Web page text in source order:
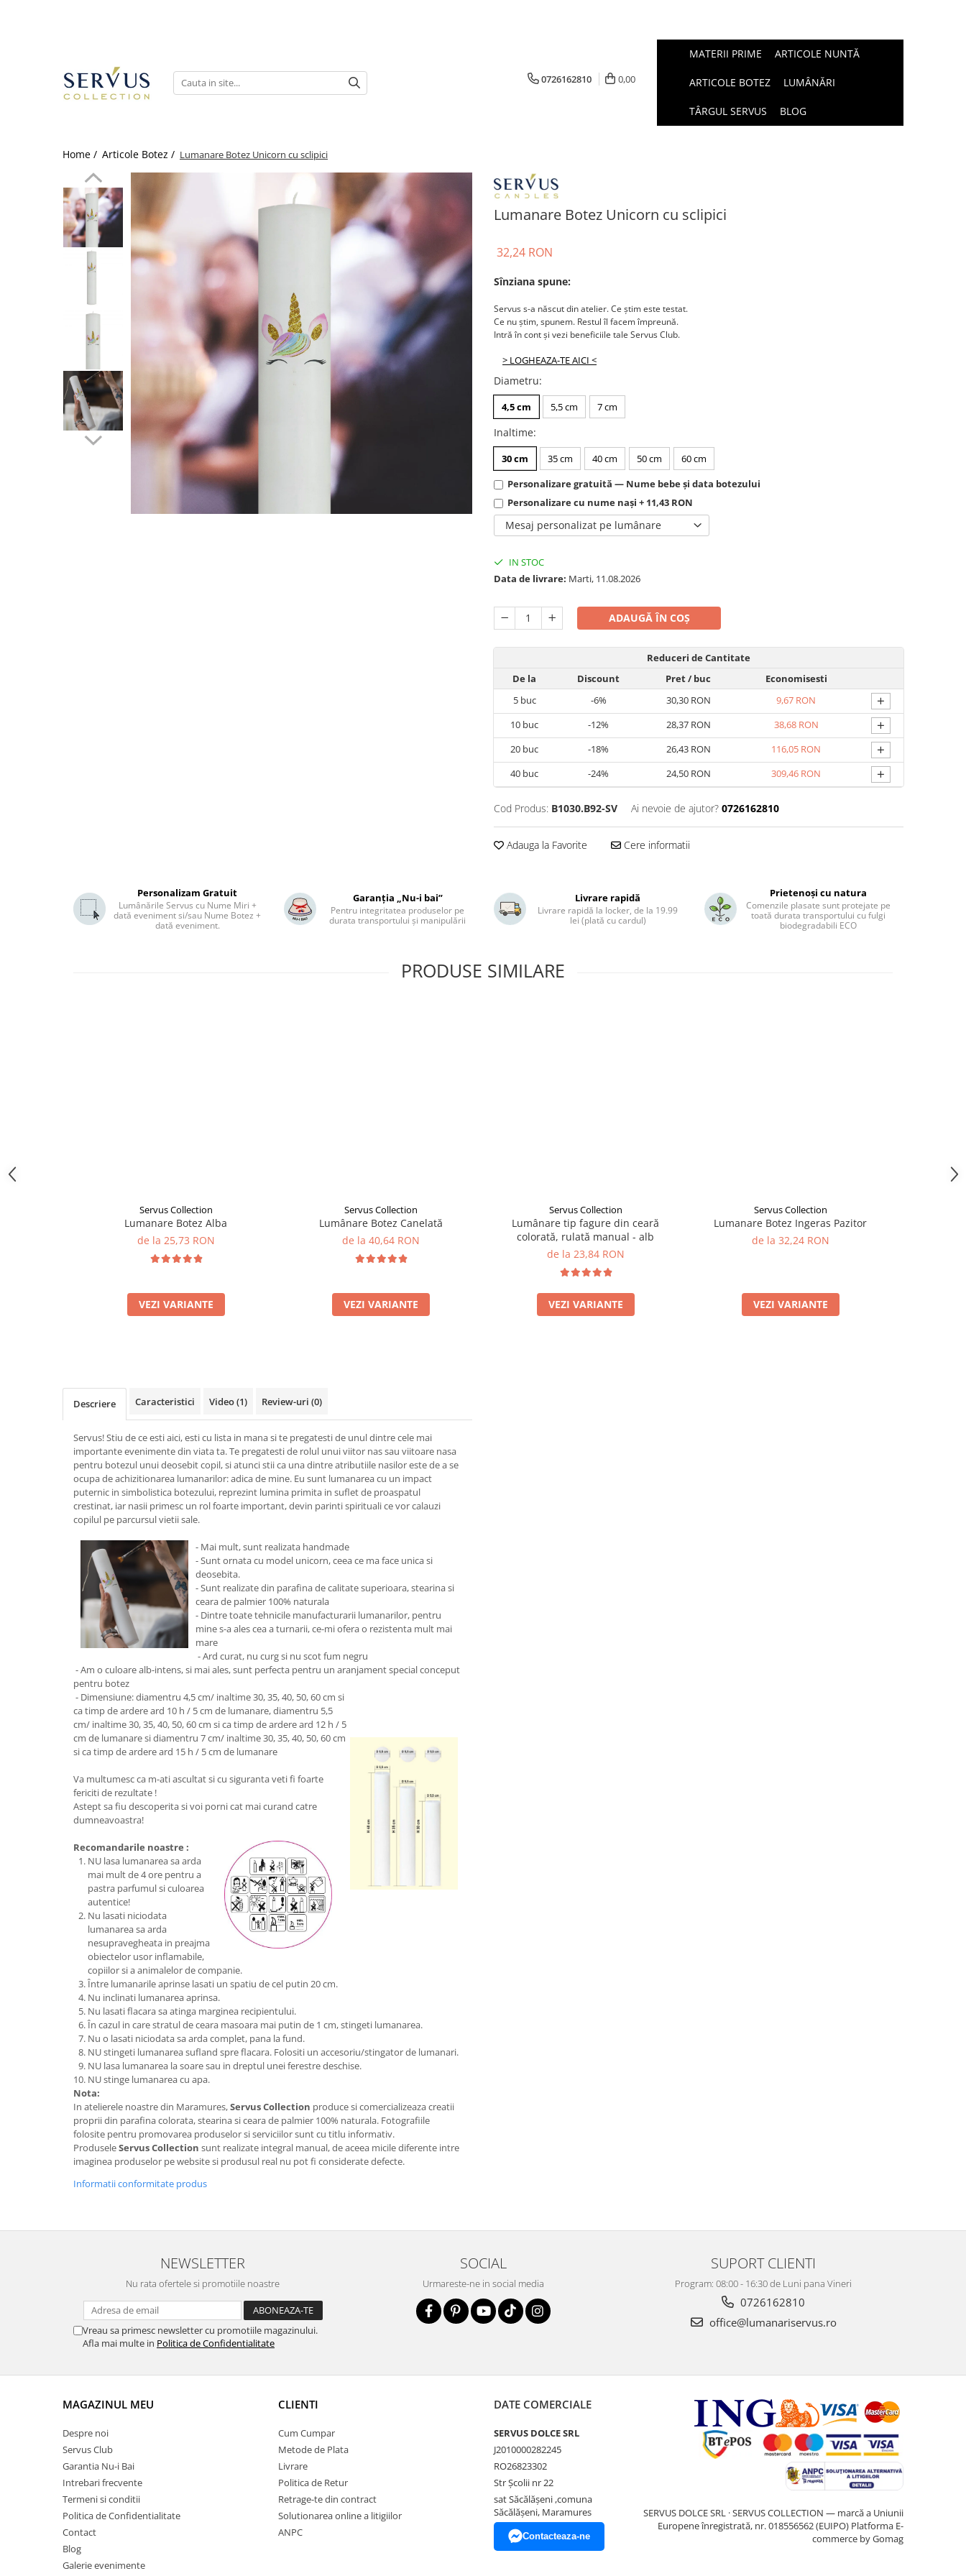
0726162810 0,00
MATERII PRIME ARTICOLE NUNTĂ
ARTICOLE BOTEZ LUMÂNĂRI
TÂRGUL SERVUS BLOG
Home / Articole Botez / Lumanare Botez Unicorn cu sclipici
Lumanare Botez Unicorn cu sclipici
32,24 RON
Sînziana spune:
Servus s-a născut din atelier. Ce știm este testat.
Ce nu știm, spunem. Restul îl facem împreună.
Intră în cont și vezi beneficiile tale Servus Club.
> LOGHEAZA-TE AICI <
Diametru:
4,5 cm 5,5 cm 7 cm
Inaltime:
30 cm 35 cm 40 cm 50 cm
60 cm
Personalizare gratuită — Nume bebe și data botezului
Personalizare cu nume nași + 11,43 RON
Mesaj personalizat pe lumânare
IN STOC
Data de livrare: Marti, 11.08.2026
ADAUGĂ ÎN COȘ
Reduceri de Cantitate
De la
Discount Pret/ buc
Economisesti
5buc -6% 30,30 RON 9,67 RON +
10 buc -12% 28,37 RON 38,68 RON +
20 buc -18% 26,43 RON 116,05 RON +
40 buc -24% 24,50 RON 309,46 RON +
Cod Produs: B1030.B92-SV Ai nevoie de ajutor? 0726162810
Adauga la Favorite Cere informatii
Personalizam Gratuit
Lumânările Servus cu Nume Miri +
dată eveniment si/sau Nume Botez +
dată eveniment.
Garanția „Nu-i bai”
Pentru integritatea produselor pe
durata transportului și manipulării
Livrare rapidă
Livrare rapidă la locker, de la 19.99
lei (plată cu cardul)
Prietenoși cu natura
Comenzile plasate sunt protejate pe
toată durata transportului cu fulgi
biodegradabili ECO
PRODUSE SIMILARE
Servus Collection
Lumanare Botez Alba
de la 25,73 RON
VEZI VARIANTE
Servus Collection
Lumânare Botez Canelată
de la 40,64 RON
VEZI VARIANTE
Servus Collection
Lumânare tip fagure din ceară
colorată, rulată manual - alb
de la 23,84 RON
VEZI VARIANTE
Servus Collection
Lumanare Botez Ingeras Pazitor
de la 32,24 RON
VEZI VARIANTE
Descriere Caracteristici Video(1) Review-uri (0)
Servus! Stiu de ce esti aici, esti cu lista in mana si te pregatesti de unul dintre cele mai
importante evenimente din viata ta. Te pregatesti de rolul unui viitor nas sau viitoare nasa
pentru botezul unui deosebit copil, si atunci stii ca una dintre atributiile nasilor este de a se
ocupa de achizitionarea lumanarilor: adica de mine. Eu sunt lumanarea cu un impact
puternic in simbolistica botezului, reprezint lumina primita in suflet de proaspatul
crestinat, iar nasii primesc un rol foarte important, devin parinti spirituali ce vor calauzi
copilul pe parcursul vietii sale.
- Mai mult, sunt realizata handmade
- Sunt ornata cu model unicorn, ceea ce ma face unica si
deosebita.
- Sunt realizate din parafina de calitate superioara, stearina si
ceara de palmier 100% naturala
- Dintre toate tehnicile manufacturarii lumanarilor, pentru
mine s-a ales cea a turnarii, ce-mi ofera o rezistenta mult mai
mare
- Ard curat, nu curg si nu scot fum negru
- Am o culoare alb-intens, si mai ales, sunt perfecta pentru un aranjament special conceput
pentru botez
- Dimensiune: diamentru 4,5 cm/ inaltime 30, 35, 40, 50, 60 cm si
ca timp de ardere ard 10 h / 5 cm de lumanare, diamentru 5,5
cm/ inaltime 30, 35, 40, 50, 60 cm si ca timp de ardere ard 12 h / 5
cm de lumanare si diamentru 7 cm/ inaltime 30, 35, 40, 50, 60 cm
si ca timp de ardere ard 15 h / 5 cm de lumanare
Va multumesc ca m-ati ascultat si cu siguranta veti fi foarte
fericiti de rezultate !
Astept sa fiu descoperita si voi porni cat mai curand catre
dumneavoastra!
Recomandarile noastre :
NU lasa lumanarea sa arda
mai mult de 4 ore pentru a
pastra parfumul si culoarea
autentice!
Nu lasati niciodata
lumanarea sa arda
nesupravegheata in preajma
obiectelor usor inflamabile,
copiilor si a animalelor de companie.
Între lumanarile aprinse lasati un spatiu de cel putin 20 cm.
Nu inclinati lumanarea aprinsa.
Nu lasati flacara sa atinga marginea recipientului.
În cazul in care stratul de ceara masoara mai putin de 1 cm, stingeti lumanarea.
Nu o lasati niciodata sa arda complet, pana la fund.
NU stingeti lumanarea sufland spre flacara. Folositi un accesoriu/stingator de lumanari.
NU lasa lumanarea la soare sau in dreptul unei ferestre deschise.
NU stinge lumanarea cu apa.
Nota:
In atelierele noastre din Maramures,Servus Collection produce si comercializeaza creatii
proprii din parafina colorata, stearina si ceara de palmier 100% naturala. Fotografiile
folosite pentru promovarea produselor si serviciilor sunt cu titlu informativ.
ProduseleServus Collection sunt realizate integral manual, de aceea micile diferente intre
imaginea produselor pe website si produsul real nu pot fi considerate defecte.
Informatii conformitate produs
NEWSLETTER
Nu rata ofertele si promotiile noastre
Vreau sa primesc newsletter cu promotiile magazinului.
Afla mai multe in Politica de Confidentialitate
SOCIAL
Urmareste-ne in social media
SUPORT CLIENTI
Program: 08:00 - 16:30 de Luni pana Vineri
0726162810
office@lumanariservus.ro
MAGAZINUL MEU
Despre noi
Servus Club
Garantia Nu-i Bai
Intrebari frecvente
Termeni si conditii
Politica de Confidentialitate
Contact
Blog
Galerie evenimente
CLIENTI
Cum Cumpar
Metode de Plata
Livrare
Politica de Retur
Retrage-te din contract
Solutionarea online a litigiilor
ANPC
DATE COMERCIALE
SERVUS DOLCE SRL
J2010000282245
RO26823302
Str Școlii nr 22
sat Săcălășeni ,comuna
Săcălășeni, Maramures
Contacteaza-ne
SERVUS DOLCE SRL · SERVUS COLLECTION — marcă a Uniunii
Europene înregistrată, nr. 018556562 (EUIPO) Platforma E-
commerce by Gomag